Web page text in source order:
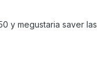
y megustaria saver las